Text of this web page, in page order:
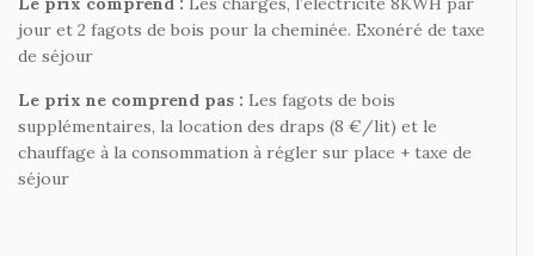
jour et 2 fagots de bois pour la cheminée. Exonéré de taxe
de séjour
Le prix ne comprend pas : Les fagots de bois
supplémentaires, la location des draps (8 €/lit) et le
chauffage à la consommation à régler sur place + taxe de
séjour